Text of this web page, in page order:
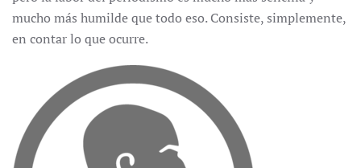
mucho más humilde que todo eso. Consiste, simplemente,
en contar lo que ocurre.